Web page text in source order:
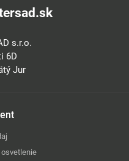
s.r.o.
6D
Jur
osvetlenie